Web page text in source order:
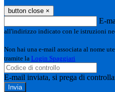
button close ×
E-
all'indirizzo indicato con le istruzioni
Non hai una e-mail associata al nome
tramite la Login Spaggiari
E-mail inviata, si prega di